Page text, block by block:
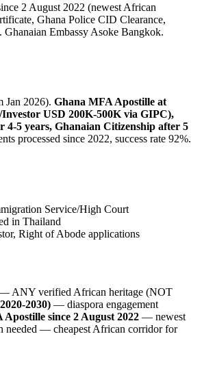
2 August 2022 (newest African
Ghana Police CID Clearance,
Embassy Asoke Bangkok.
Jan 2026). Ghana MFA Apostille at
USD 200K-500K via GIPC),
5 years, Ghanaian Citizenship after 5
processed since 2022, success rate 92%.
Service/High Court
in Thailand
Right of Abode applications
ANY verified African heritage (NOT
2030) — diaspora engagement
Apostille since 2 August 2022 — newest
needed — cheapest African corridor for